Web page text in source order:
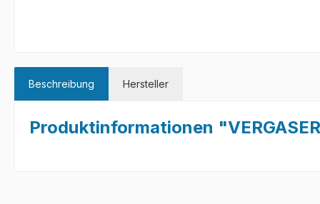
Beschreibung Hersteller
Produktinformationen